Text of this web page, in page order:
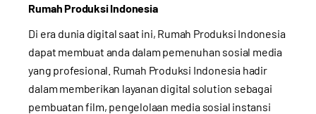
Rumah Produksi Indonesia
Di era dunia digital saat ini, Rumah Produksi Indonesia
dapat membuat anda dalam pemenuhan sosial media
yang profesional. Rumah Produksi Indonesia hadir
dalam memberikan layanan digital solution sebagai
pembuatan film, pengelolaan media sosial instansi